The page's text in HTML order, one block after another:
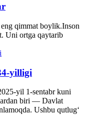
qimmat boylik.Inson
Uni ortga qaytarib
yilligi
yil 1-sentabr kuni
biri — Davlat
Ushbu qutlug‘